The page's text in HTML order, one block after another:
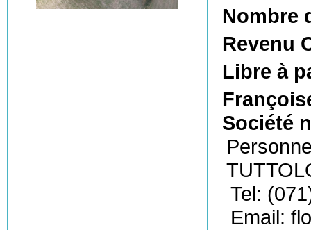
Nombre
Revenu
Libre à
Société
Tel:
Email: